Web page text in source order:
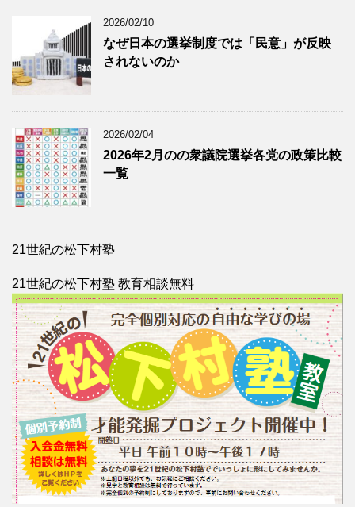
2026/02/10
なぜ日本の選挙制度では「民意」が反映
されないのか
2026/02/04
2026年2月のの衆議院選挙各党の政策比較
一覧
21世紀の松下村塾
21世紀の松下村塾 教育相談無料